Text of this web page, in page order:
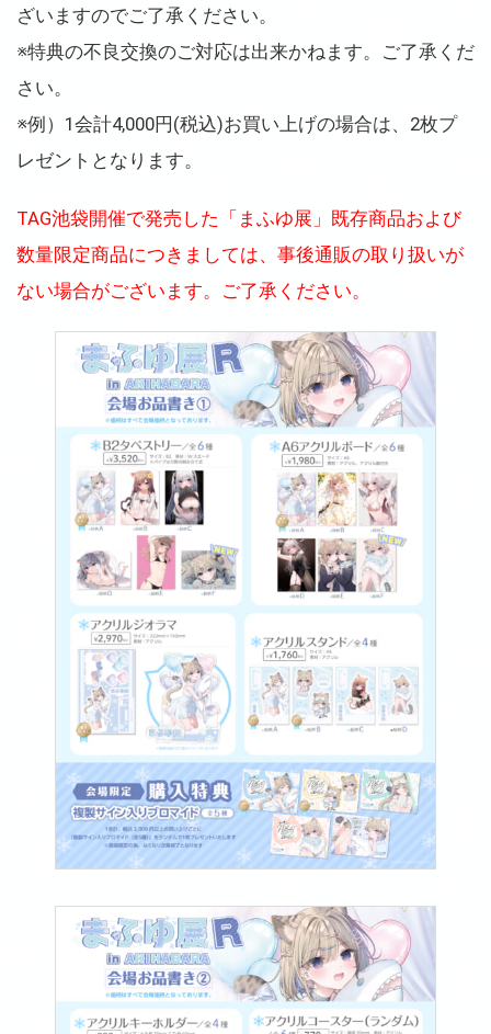
ざいますのでご了承ください。
※特典の不良交換のご対応は出来かねます。ご了承くだ
さい。
※例）1会計4,000円(税込)お買い上げの場合は、2枚プ
レゼントとなります。
TAG池袋開催で発売した「まふゆ展」既存商品および
数量限定商品につきましては、事後通販の取り扱いが
ない場合がございます。ご了承ください。